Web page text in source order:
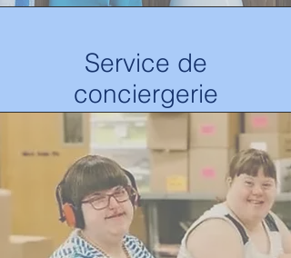
Service de
conciergerie